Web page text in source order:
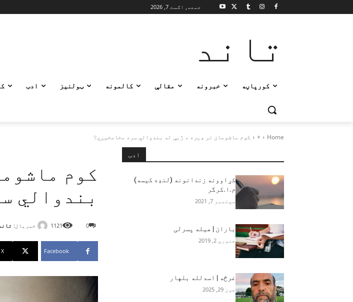
جمعه, اګست 7, 2026
تاند
کورپاڼه خبرونه مقالې کالمونه ټولنیز ادب
Home
+ کوم ماشومان تر ډيره د ژبې له بندوالي سره مخامخیږي؟
کوم
بندوالي
خبریال: 0
1121
Facebook
X
ادب
کړاوونه زندانونه (لنډه کیسه)
م.ا.کرگر
سپتمبر 7, 2021
باران | هیله پسرلی
جنوري 2, 2019
غرڅه | اسدلله بلهار
جون 29, 2025